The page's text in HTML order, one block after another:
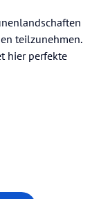
teilzunehmen.
hier perfekte